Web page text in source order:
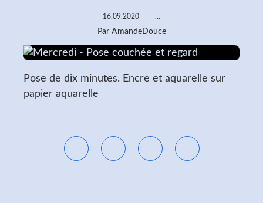
16.09.2020 …
Par AmandeDouce
Pose de dix minutes. Encre et aquarelle sur
papier aquarelle